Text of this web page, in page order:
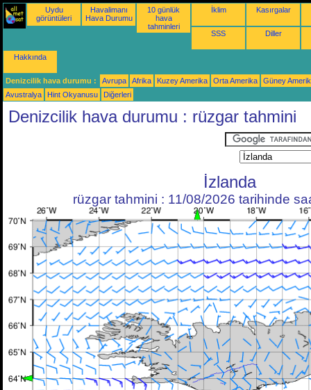
Uydu
görüntüleri
Havalimanı
Hava Durumu
10 günlük
hava
tahminleri
İklim Kasırgalar
SSS Diller
Hakkında
Denizcilik hava durumu : Avrupa Afrika Kuzey Amerika Orta Amerika
Güney
Avustralya
Hint Okyanusu Diğerleri
Denizcilik hava durumu : rüzgar tahmini
İzlanda
rüzgar tahmini : 11/08/2026 tarihinde